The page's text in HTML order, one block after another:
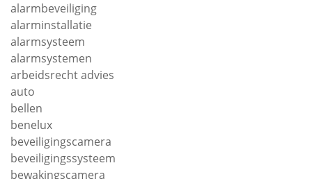
alarmbeveiliging
alarminstallatie
alarmsysteem
alarmsystemen
arbeidsrecht advies
auto
bellen
benelux
beveiligingscamera
beveiligingssysteem
bewakingscamera